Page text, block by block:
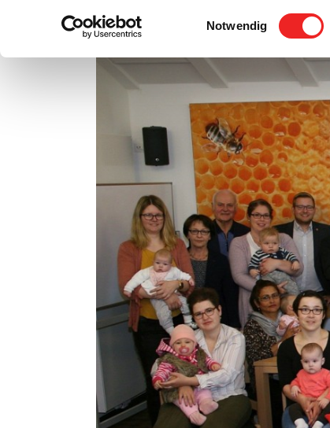
Einwilligungsauswahl
Notwendig
Willkommen im Leben!
grösseres